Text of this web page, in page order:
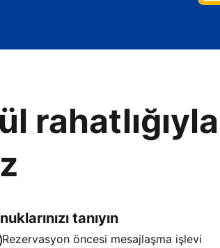
tanıyın
Rezervasyon öncesi mesajlaşma işlevi